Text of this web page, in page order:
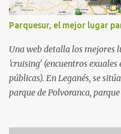
Parquesur, el mejor lugar
Una web detalla los mejores
'cruising' (encuentros
públicas). En Leganés, se
parque de Polvoranca,